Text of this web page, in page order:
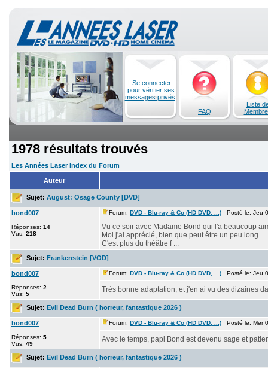
Se connecter
pour vérifier ses
messages privés
FAQ
Liste
1978 résultats trouvés
Les Années Laser Index du Forum
Auteur
Sujet: August: Osage County [DVD]
bond007
Réponses: 14
Vus: 218
Forum: DVD - Blu-ray & Co (HD DVD, ...) Posté le: Jeu
Vu ce soir avec Madame Bond qui l'a beaucoup
Moi j'ai apprécié, bien que peut être un peu long...
C'est plus du théâtre f ...
Sujet: Frankenstein [VOD]
bond007
Réponses: 2
Vus: 5
Forum: DVD - Blu-ray & Co (HD DVD, ...) Posté le: Jeu
Très bonne adaptation, et j'en ai vu des dizaines
Sujet: Evil Dead Burn ( horreur, fantastique 2026 )
bond007
Réponses: 5
Vus: 49
Forum: DVD - Blu-ray & Co (HD DVD, ...) Posté le: Mer
Avec le temps, papi Bond est devenu sage et
Sujet: Evil Dead Burn ( horreur, fantastique 2026 )